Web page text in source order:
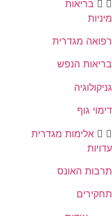
בריאות
מיניות
רפואה מגדרית
בריאות הנפש
גניקולוגיה
דימוי גוף
אלימות מגדרית
עדויות
תרבות האונס
תחקירים